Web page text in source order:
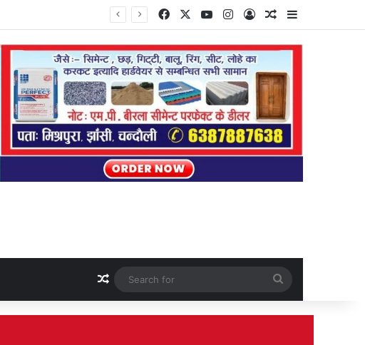
FacebookYouTubeInstagram
Log InRandom Article
Sidebar
Random Article
for